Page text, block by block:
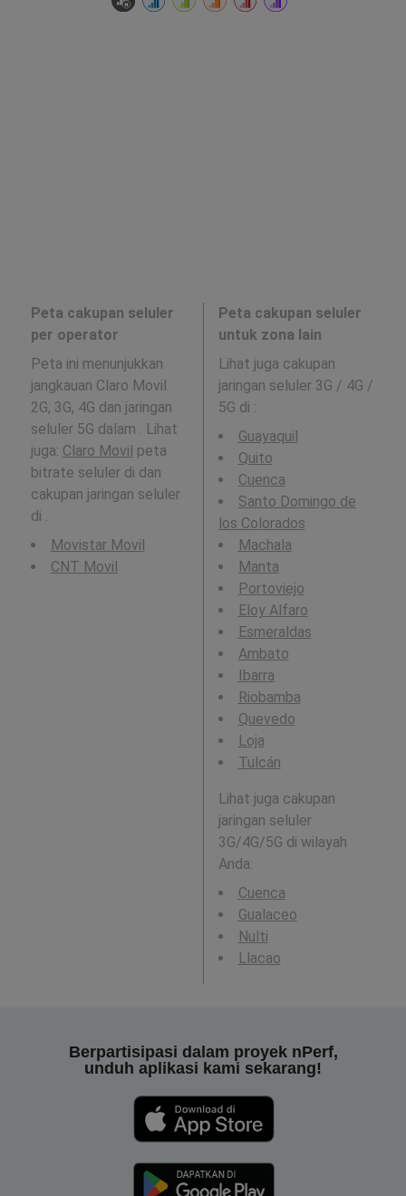
Peta cakupan seluler
per operator
Peta ini menunjukkan
jangkauan Claro Movil
2G, 3G, 4G dan jaringan
seluler 5G dalam . Lihat
juga: Claro Movil peta
bitrate seluler di dan
cakupan jaringan seluler
di .
Movistar Movil
CNT Movil
Peta cakupan seluler
untuk zona lain
Lihat juga cakupan
jaringan seluler 3G / 4G /
5G di :
Guayaquil
Quito
Cuenca
Santo Domingo de
los Colorados
Machala
Manta
Portoviejo
Eloy Alfaro
Esmeraldas
Ambato
Ibarra
Riobamba
Quevedo
Loja
Tulcán
Lihat juga cakupan
jaringan seluler
3G/4G/5G di wilayah
Anda:
Cuenca
Gualaceo
Nulti
Llacao
Berpartisipasi dalam proyek nPerf,
unduh aplikasi kami sekarang!